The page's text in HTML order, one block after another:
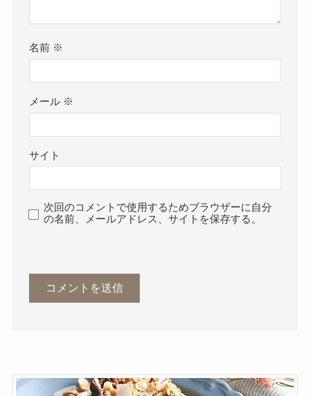
名前 ※
メール ※
サイト
次回のコメントで使用するためブラウザーに自分
の名前、メールアドレス、サイトを保存する。